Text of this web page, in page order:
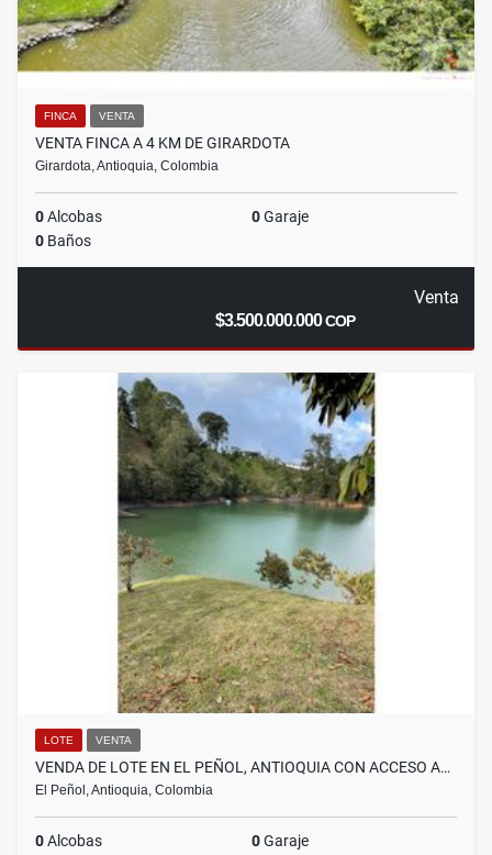
FINCA VENTA
VENTA FINCA A 4 KM DE GIRARDOTA
Girardota, Antioquia, Colombia
0Alcobas 0Garaje
0 Baños
Venta
$3.500.000.000COP
LOTE VENTA
VENDA DE LOTE EN EL PEÑOL, ANTIOQUIA CON ACCESO A…
El Peñol, Antioquia, Colombia
0Alcobas 0Garaje